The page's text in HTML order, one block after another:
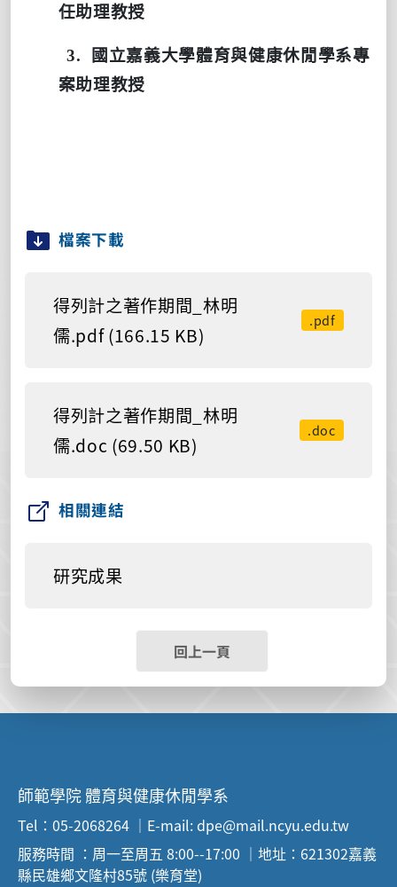
任助理教授
3.
國立嘉義大學體育與健康休閒學系專
案助理教授
檔案下載
得列計之著作期間_林明
儒.pdf (166.15 KB)
.pdf
得列計之著作期間_林明
儒.doc (69.50 KB)
.doc
相關連結
研究成果
回上一頁
師範學院 體育與健康休閒學系
Tel：05-2068264 ｜E-mail: dpe@mail.ncyu.edu.tw
服務時間 ：周一至周五 8:00--17:00 ｜地址：621302嘉義
縣民雄鄉文隆村85號 (樂育堂)